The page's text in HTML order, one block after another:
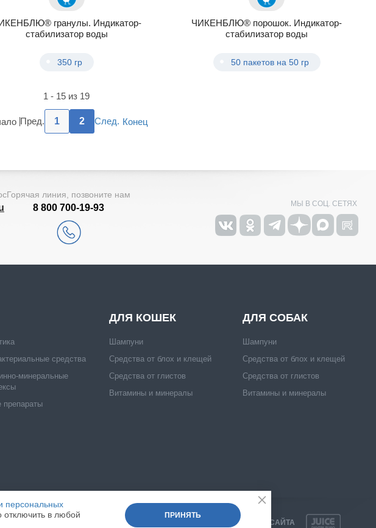
гранулы. Индикатор-
стабилизатор воды
350 гр
ЧИКЕНБЛЮ® порошок. Индикатор-
стабилизатор воды
50 пакетов на 50 гр
1 - 15 из 19
Пред. 1 2 След. Конец
Горячая линия, позвоните нам
8 800 700-19-93 МЫ В СОЦ. СЕТЯХ
средства
минеральные
препараты
ДЛЯ КОШЕК
Шампуни
Средства от блох и клещей
Средства от глистов
Витамины и минералы
ДЛЯ СОБАК
Шампуни
Средства от блох и клещей
Средства от глистов
Витамины и минералы
РАЗРАБОТКА САЙТА
персональных
в любой
ПРИНЯТЬ